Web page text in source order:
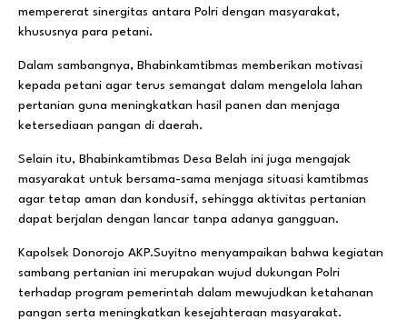
mempererat sinergitas antara Polri dengan masyarakat,
khususnya para petani.
Dalam sambangnya, Bhabinkamtibmas memberikan motivasi
kepada petani agar terus semangat dalam mengelola lahan
pertanian guna meningkatkan hasil panen dan menjaga
ketersediaan pangan di daerah.
Selain itu, Bhabinkamtibmas Desa Belah ini juga mengajak
masyarakat untuk bersama-sama menjaga situasi kamtibmas
agar tetap aman dan kondusif, sehingga aktivitas pertanian
dapat berjalan dengan lancar tanpa adanya gangguan.
Kapolsek Donorojo AKP.Suyitno menyampaikan bahwa kegiatan
sambang pertanian ini merupakan wujud dukungan Polri
terhadap program pemerintah dalam mewujudkan ketahanan
pangan serta meningkatkan kesejahteraan masyarakat.